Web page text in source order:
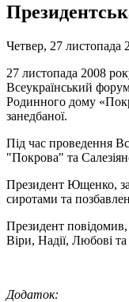
Четвер, 27 листопада
27 листопада 2008
Всеукраїнський
Родинного дому
занедбаної.
Під час проведення
"Покрова" та
Президент Ющенко,
сиротами та
Президент повідомив,
Віри, Надії, Любові та
Додаток: